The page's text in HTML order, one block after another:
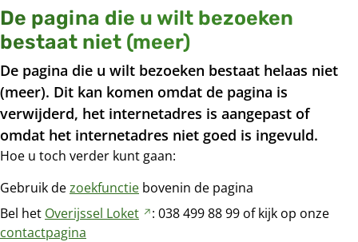
De pagina die u wilt bezoeken
bestaat niet (meer)
De pagina die u wilt bezoeken bestaat helaas niet
(meer). Dit kan komen omdat de pagina is
verwijderd, het internetadres is aangepast of
omdat het internetadres niet goed is ingevuld.
Hoe u toch verder kunt gaan:
Gebruik dezoekfunctie bovenin de pagina
Bel het Overijssel Loket
Verwijst
: 0384998899 of kijk op onze
contactpagina